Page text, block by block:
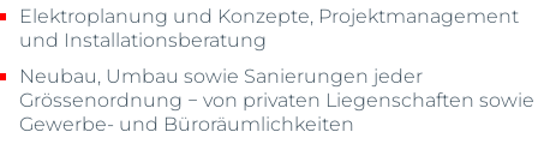
Elektroplanung und Konzepte, Projektmanagement
und Installationsberatung
Neubau, Umbau sowie Sanierungen jeder
Grössenordnung − von privaten Liegenschaften sowie
Gewerbe- und Büroräumlichkeiten